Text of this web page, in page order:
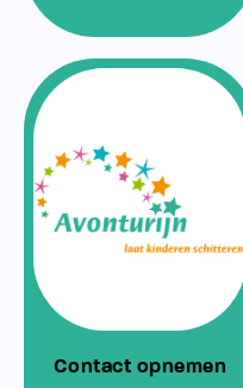
Contact opnemen